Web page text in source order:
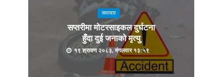
समाचार
सप्तरीमा मोटरसाइकल दुर्घटना
हुँदा दुई जनाको मृत्यु
१९ श्रावण २०८३, मंगलवार १३:५९